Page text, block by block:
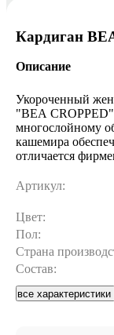
Кардиган
Описание
Укороченный
"BEA CROPPED"
многослойному
кашемира
отличается
Артикул:
Цвет:
Пол:
Страна
Состав:
все характеристики